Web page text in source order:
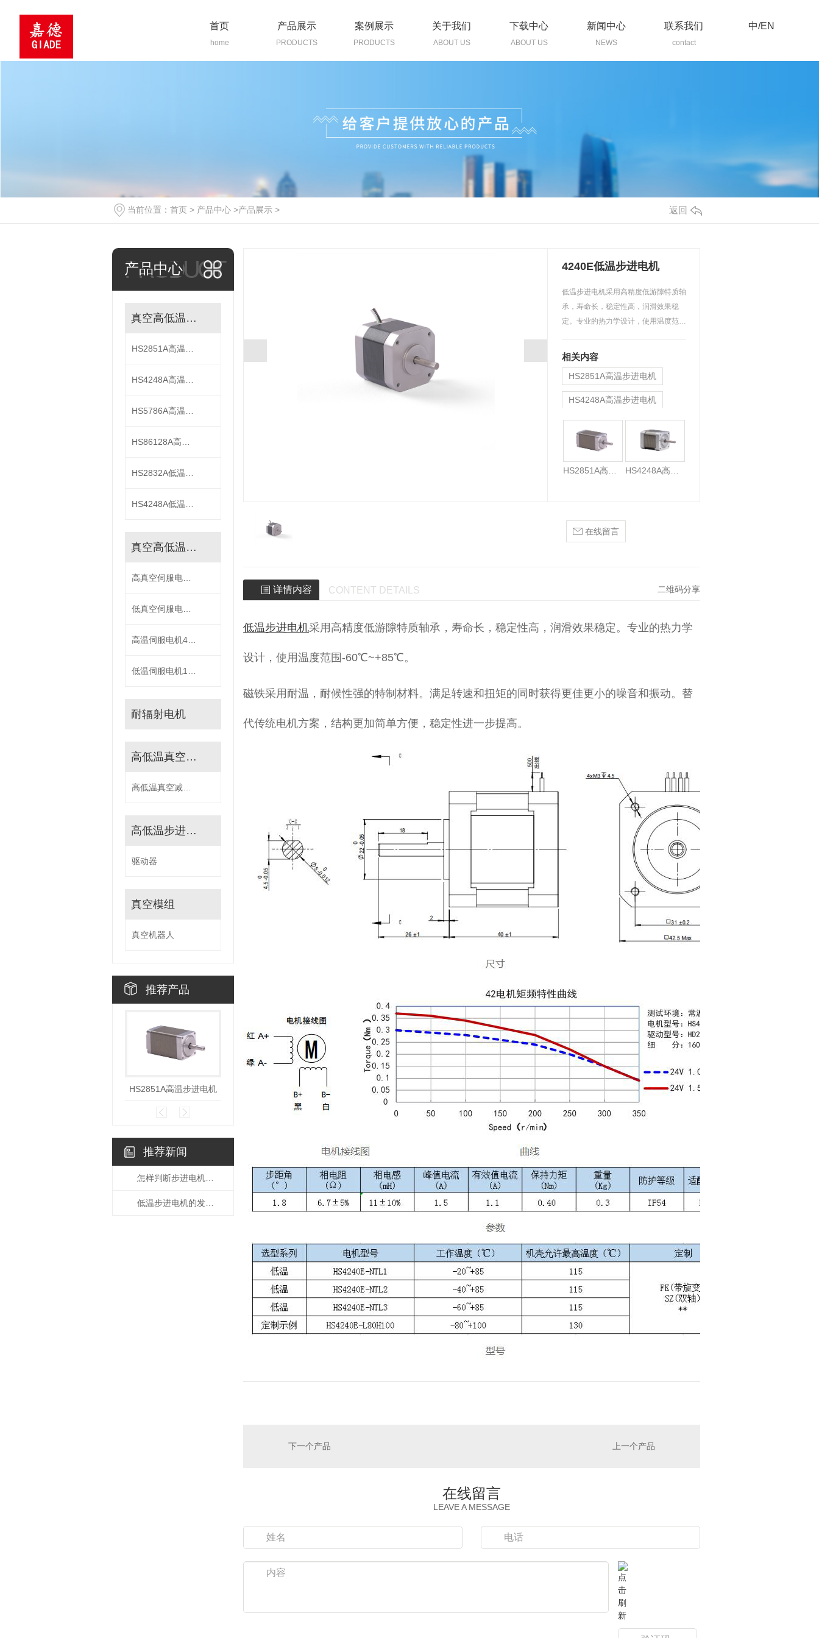
首页
home
产品展示
PRODUCTS
案例展示
PRODUCTS
关于我们
ABOUT US
下载中心
ABOUT US
新闻中心
NEWS
联系我们
contact
中/EN
当前位置： 首页 > 产品中心 >产品展示 > 返回
PRODUCT
产品中心
真空高低温步进电机
HS2851A高温步进电机
HS4248A高温步进电机
HS5786A高温步进电机
HS86128A高温步进电机
HS2832A低温步进电机
HS4248A低温步进电机
真空高低温伺服电机
高真空伺服电机400W/750W/1KW
低真空伺服电机400W/750W/1KW/1.8KW
高温伺服电机400W/750W1000W/1800W
低温伺服电机100W/400W/750W1KW/1.8KW/2.4KW
耐辐射电机
高低温真空减速机
高低温真空减速机42/60/90/120
高低温步进驱动器
驱动器
真空模组
真空机器人
推荐产品
HS2851A高温步进电机 HS4248A高温步进电机 HS5786A高温步进电机 HS86128A高温步进电机 HS2832A低温步进电机 HS4248A低温步进电机
推荐新闻
怎样判断步进电机驱动器的好坏？
低温步进电机的发展情况
4240E低温步进电机
低温步进电机采用高精度低游隙特质轴
承，寿命长，稳定性高，润滑效果稳
定。专业的热力学设计，使用温度范
相关内容
HS2851A高温步进电机
HS4248A高温步进电机
在线留言
详情内容 CONTENT DETAILS 二维码分享
低温步进电机采用高精度低游隙特质轴承，寿命长，稳定性高，润滑效果稳定。专业的热力学
设计，使用温度范围-60℃~+85℃。
磁铁采用耐温，耐候性强的特制材料。满足转速和扭矩的同时获得更佳更小的噪音和振动。替
代传统电机方案，结构更加简单方便，稳定性进一步提高。
下一个产品 上一个产品
在线留言
LEAVE A MESSAGE